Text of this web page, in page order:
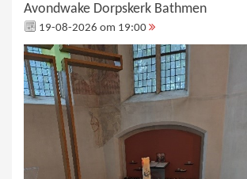
Avondwake Dorpskerk Bathmen
19-08-2026 om 19:00